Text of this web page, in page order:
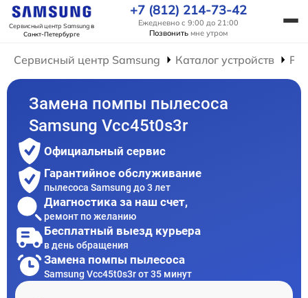
Сервисный центр Samsungв
Санкт-Петербурге
+7 (812) 214-73-42
Ежедневно с 9:00 до 21:00
Позвонить мне утром
Сервисный центр Samsung Каталог устройств
Замена помпы пылесоса
Samsung Vcc45t0s3r
Официальный сервис
Гарантийное обслуживание
пылесоса Samsung до 3 лет
Диагностика за наш счет,
ремонт по желанию
Бесплатный выезд курьера
в день обращения
Замена помпы пылесоса
Samsung Vcc45t0s3r от 35 минут